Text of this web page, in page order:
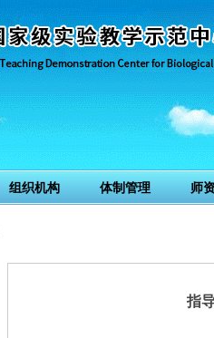
组织机构 体制管理 师
指